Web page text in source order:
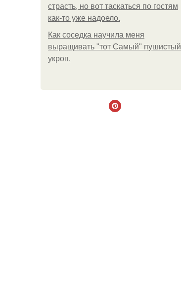
страсть, но вот таскаться по гостям
как-то уже надоело.
Как соседка научила меня
выращивать "тот Самый" пушистый
укроп.